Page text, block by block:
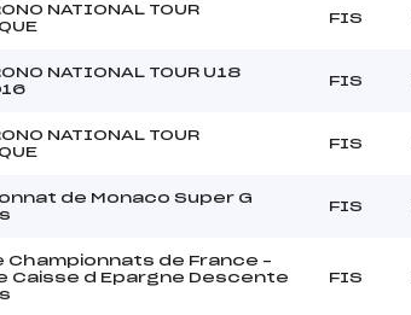
NATIONAL TOUR
FIS
NATIONAL TOUR U18
FIS
NATIONAL TOUR
FIS
de Monaco Super G
FIS
Championnats de France –
Caisse d Epargne Descente
FIS